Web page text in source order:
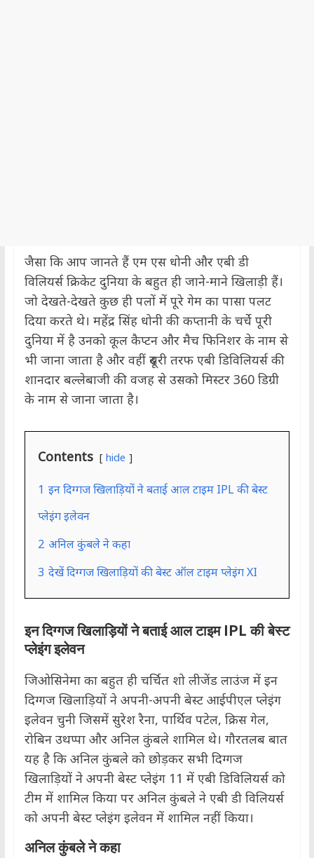
जैसा कि आप जानते हैं एम एस धोनी और एबी डी
विलियर्स क्रिकेट दुनिया के बहुत ही जाने-माने खिलाड़ी हैं।
जो देखते-देखते कुछ ही पलों में पूरे गेम का पासा पलट
दिया करते थे। महेंद्र सिंह धोनी की कप्तानी के चर्चे पूरी
दुनिया में है उनको कूल कैप्टन और मैच फिनिशर के नाम से
भी जाना जाता है और वहीं दूसरी तरफ एबी डिविलियर्स की
शानदार बल्लेबाजी की वजह से उसको मिस्टर 360 डिग्री
के नाम से जाना जाता है।
Contents hide
1 इन दिग्गज खिलाड़ियों ने बताई आल टाइम IPL की बेस्ट
प्लेइंग इलेवन
2 अनिल कुंबले ने कहा
3 देखें दिग्गज खिलाड़ियों की बेस्ट ऑल टाइम प्लेइंग XI
इन दिग्गज खिलाड़ियों ने बताई आल टाइम IPL की बेस्ट
प्लेइंग इलेवन
जिओसिनेमा का बहुत ही चर्चित शो लीजेंड लाउंज में इन
दिग्गज खिलाड़ियों ने अपनी-अपनी बेस्ट आईपीएल प्लेइंग
इलेवन चुनी जिसमें सुरेश रैना, पार्थिव पटेल, क्रिस गेल,
रोबिन उथप्पा और अनिल कुंबले शामिल थे। गौरतलब बात
यह है कि अनिल कुंबले को छोड़कर सभी दिग्गज
खिलाड़ियों ने अपनी बेस्ट प्लेइंग 11 में एबी डिविलियर्स को
टीम में शामिल किया पर अनिल कुंबले ने एबी डी विलियर्स
को अपनी बेस्ट प्लेइंग इलेवन में शामिल नहीं किया।
अनिल कुंबले ने कहा